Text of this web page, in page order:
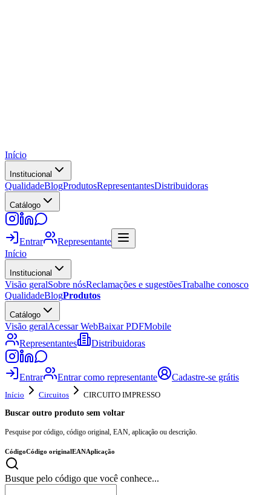
Início
Institucional
QualidadeBlogProdutosRepresentantesDistribuidoras
Catálogo
Entrar
Representante
Início
Institucional
Visão geralSobre nósReclamações e sugestõesTrabalhe conosco
QualidadeBlogProdutos
Catálogo
Visão geralAcessar WebBaixar PDFMobile
Representantes
Distribuidoras
Entrar Entrar como representante Cadastre-se grátis
Início Circuitos
CIRCUITO IMPRESSO
Buscar outro produto sem voltar
Pesquise por código, código original, EAN, aplicação ou descrição.
CódigoCódigo originalEANAplicação
Busque pelo código que você conhece.